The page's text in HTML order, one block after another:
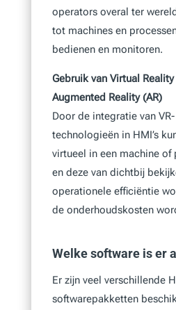
operators overal ter
tot machines en
bedienen en monitoren.
Gebruik van Virtual Reality
Augmented Reality (AR)
Door de integratie van VR-
technologieën in HMI’s
virtueel in een machine of
en deze van dichtbij
operationele efficiëntie
de onderhoudskosten
Welke software is er
Er zijn veel verschillende
softwarepakketten